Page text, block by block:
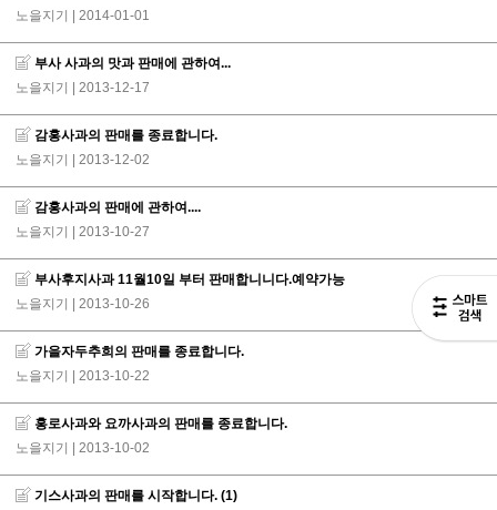
노을지기 | 2014-01-01
부사 사과의 맛과 판매에 관하여...
노을지기 | 2013-12-17
감홍사과의 판매를 종료합니다.
노을지기 | 2013-12-02
감홍사과의 판매에 관하여....
노을지기 | 2013-10-27
부사후지사과 11월10일 부터 판매합니니다.예약가능
노을지기 | 2013-10-26
가을자두추희의 판매를 종료합니다.
노을지기 | 2013-10-22
홍로사과와 요까사과의 판매를 종료합니다.
노을지기 | 2013-10-02
기스사과의 판매를 시작합니다. (1)